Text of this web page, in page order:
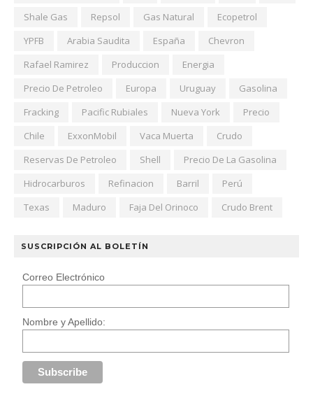
Shale Gas
Repsol Gas Natural
Ecopetrol
YPFB
Arabia Saudita España
Chevron
Rafael Ramirez
Produccion
Energia
Precio De Petroleo
Europa Uruguay
Gasolina
Fracking
Pacific Rubiales Nueva York
Precio
Chile
ExxonMobil Vaca Muerta
Crudo
Reservas De Petroleo
Shell
Precio De La Gasolina
Hidrocarburos
Refinacion Barril
Perú
Texas
Maduro Faja Del Orinoco Crudo Brent
SUSCRIPCIÓN AL BOLETÍN
Correo Electrónico
Nombre y Apellido: